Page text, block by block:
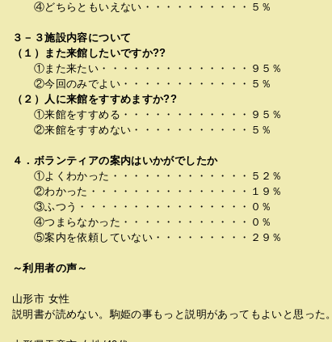
④どちらともいえない・・・・・・・・・・５％
３－３施設内容について
（１）また来館したいですか??
①また来たい・・・・・・・・・・・・・・９５％
②今回のみでよい・・・・・・・・・・・・５％
（２）人に来館をすすめますか??
①来館をすすめる・・・・・・・・・・・・９５％
②来館をすすめない・・・・・・・・・・・５％
４．ボランティアの案内はいかがでしたか
①よくわかった・・・・・・・・・・・・・５２％
②わかった・・・・・・・・・・・・・・・１９％
③ふつう・・・・・・・・・・・・・・・・０％
④つまらなかった・・・・・・・・・・・・０％
⑤案内を依頼していない・・・・・・・・・２９％
～利用者の声～
山形市 女性
説明書が読めない。駒姫の事もっと説明があってもよいと思った。